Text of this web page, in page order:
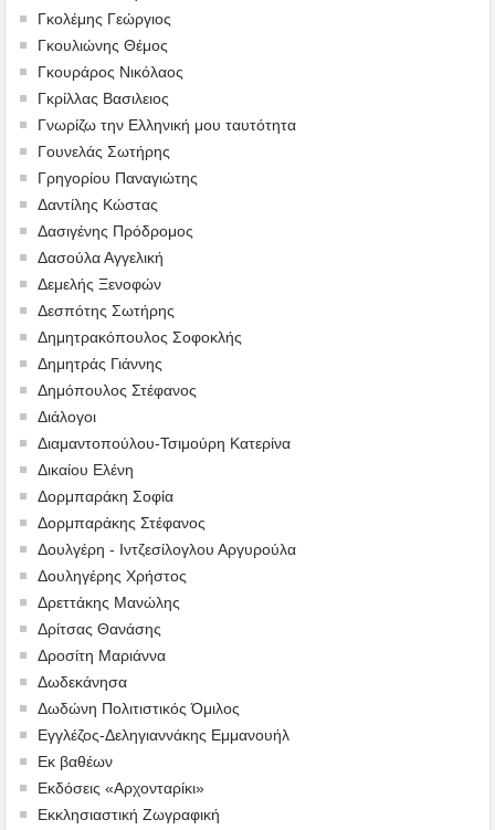
Γκολέμης Γεώργιος
Γκουλιώνης Θέμος
Γκουράρος Νικόλαος
Γκρίλλας Βασιλειος
Γνωρίζω την Ελληνική μου ταυτότητα
Γουνελάς Σωτήρης
Γρηγορίου Παναγιώτης
Δαντίλης Κώστας
Δασιγένης Πρόδρομος
Δασούλα Αγγελική
Δεμελής Ξενοφών
Δεσπότης Σωτήρης
Δημητρακόπουλος Σοφοκλής
Δημητράς Γιάννης
Δημόπουλος Στέφανος
Διάλογοι
Διαμαντοπούλου-Τσιμούρη Κατερίνα
Δικαίου Ελένη
Δορμπαράκη Σοφία
Δορμπαράκης Στέφανος
Δουλγέρη - Ιντζεσίλογλου Αργυρούλα
Δουληγέρης Χρήστος
Δρεττάκης Μανώλης
Δρίτσας Θανάσης
Δροσίτη Μαριάννα
Δωδεκάνησα
Δωδώνη Πολιτιστικός Όμιλος
Εγγλέζος-Δεληγιαννάκης Εμμανουήλ
Εκ βαθέων
Εκδόσεις «Αρχονταρίκι»
Εκκλησιαστική Ζωγραφική